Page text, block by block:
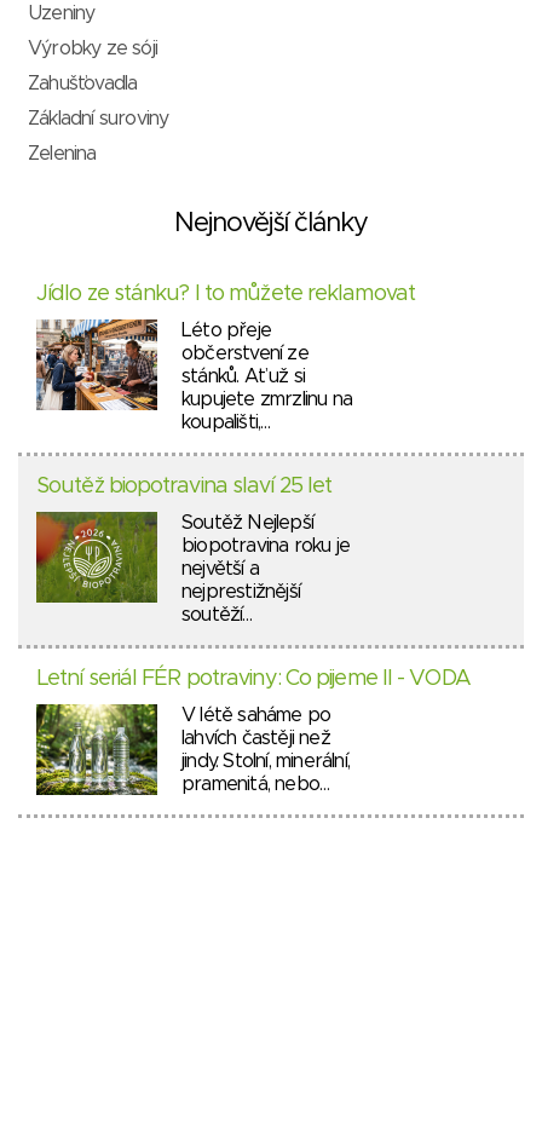
Uzeniny
Výrobky ze sóji
Zahušťovadla
Základní suroviny
Zelenina
Nejnovější články
Jídlo ze stánku? I to můžete reklamovat
Léto přeje
občerstvení ze
stánků. Ať už si
kupujete zmrzlinu na
koupališti,…
Soutěž biopotravina slaví 25 let
Soutěž Nejlepší
biopotravina roku je
největší a
nejprestižnější
soutěží…
Letní seriál FÉR potraviny: Co pijeme II - VODA
V létě saháme po
lahvích častěji než
jindy. Stolní, minerální,
pramenitá, nebo…